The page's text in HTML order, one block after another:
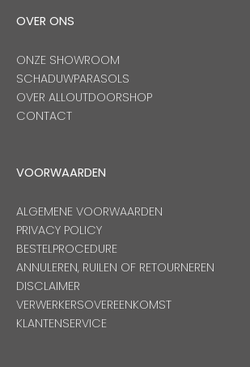
OVER ONS
ONZE SHOWROOM
SCHADUWPARASOLS
OVER ALLOUTDOORSHOP
CONTACT
VOORWAARDEN
ALGEMENE VOORWAARDEN
PRIVACY POLICY
BESTELPROCEDURE
ANNULEREN, RUILEN OF RETOURNEREN
DISCLAIMER
VERWERKERSOVEREENKOMST
KLANTENSERVICE